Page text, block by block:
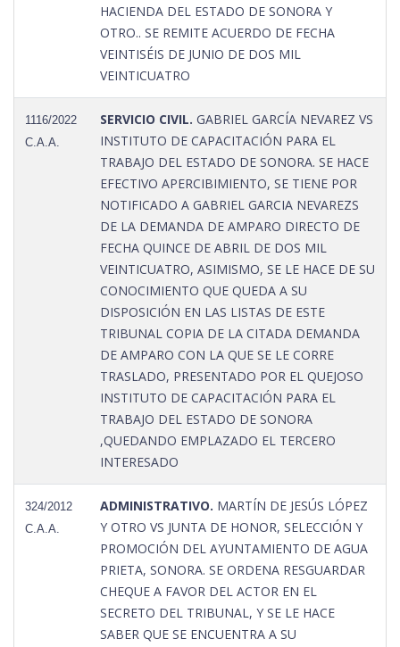
HACIENDA DEL ESTADO DE SONORA Y
OTRO.. SE REMITE ACUERDO DE FECHA
VEINTISÉIS DE JUNIO DE DOS MIL
VEINTICUATRO
1116/2022
C.A.A.
SERVICIO CIVIL. GABRIEL GARCÍA NEVAREZ VS
INSTITUTO DE CAPACITACIÓN PARA EL
TRABAJO DEL ESTADO DE SONORA. SE HACE
EFECTIVO APERCIBIMIENTO, SE TIENE POR
NOTIFICADO A GABRIEL GARCIA NEVAREZS
DE LA DEMANDA DE AMPARO DIRECTO DE
FECHA QUINCE DE ABRIL DE DOS MIL
VEINTICUATRO, ASIMISMO, SE LE HACE DE SU
CONOCIMIENTO QUE QUEDA A SU
DISPOSICIÓN EN LAS LISTAS DE ESTE
TRIBUNAL COPIA DE LA CITADA DEMANDA
DE AMPARO CON LA QUE SE LE CORRE
TRASLADO, PRESENTADO POR EL QUEJOSO
INSTITUTO DE CAPACITACIÓN PARA EL
TRABAJO DEL ESTADO DE SONORA
,QUEDANDO EMPLAZADO EL TERCERO
INTERESADO
324/2012
C.A.A.
ADMINISTRATIVO. MARTÍN DE JESÚS LÓPEZ
Y OTRO VS JUNTA DE HONOR, SELECCIÓN Y
PROMOCIÓN DEL AYUNTAMIENTO DE AGUA
PRIETA, SONORA. SE ORDENA RESGUARDAR
CHEQUE A FAVOR DEL ACTOR EN EL
SECRETO DEL TRIBUNAL, Y SE LE HACE
SABER QUE SE ENCUENTRA A SU